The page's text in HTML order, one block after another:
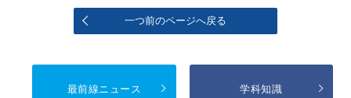
一つ前のページへ戻る
最前線ニュース 学科知識